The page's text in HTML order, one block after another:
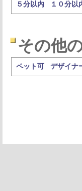
５分以内 １０分以
その他
ペット可 デザイナ